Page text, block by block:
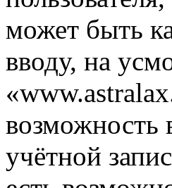
может быть
вводу, на
возможность
учётной